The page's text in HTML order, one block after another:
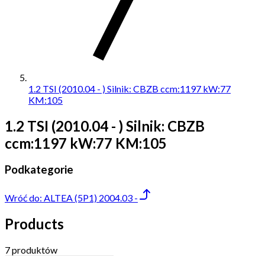
1.2 TSI (2010.04 - ) Silnik: CBZB ccm:1197 kW:77
KM:105
1.2 TSI (2010.04 - ) Silnik: CBZB
ccm:1197 kW:77 KM:105
Podkategorie
Wróć do: ALTEA (5P1) 2004.03 -
Products
7 produktów